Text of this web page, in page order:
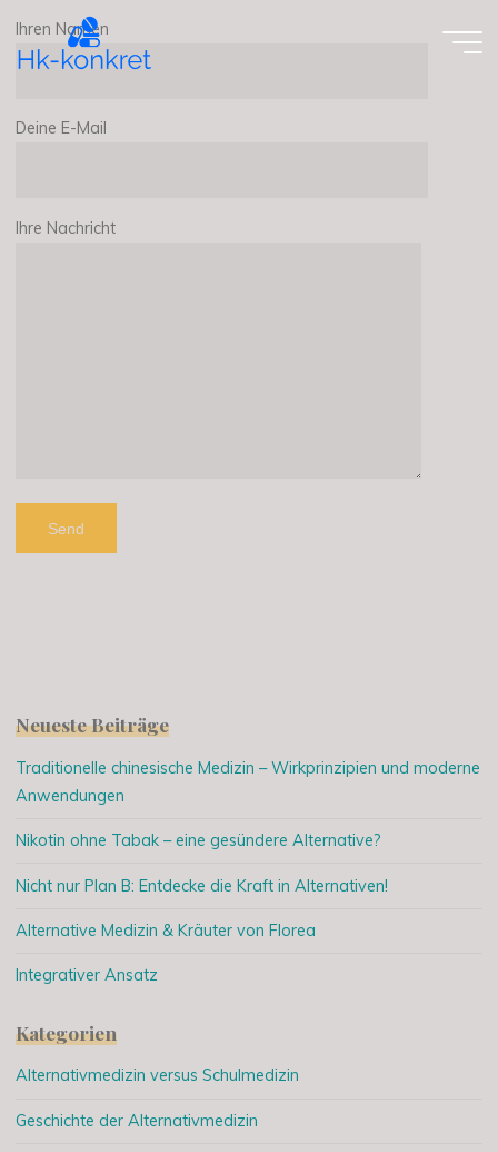
content
Ihren Namen
Deine E-Mail
Ihre Nachricht
Neueste Beiträge
Traditionelle chinesische Medizin – Wirkprinzipien und moderne
Anwendungen
Nikotin ohne Tabak – eine gesündere Alternative?
Nicht nur Plan B: Entdecke die Kraft in Alternativen!
Alternative Medizin & Kräuter von Florea
Integrativer Ansatz
Kategorien
Alternativmedizin versus Schulmedizin
Geschichte der Alternativmedizin